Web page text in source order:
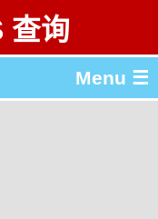
查询
Menu ☰